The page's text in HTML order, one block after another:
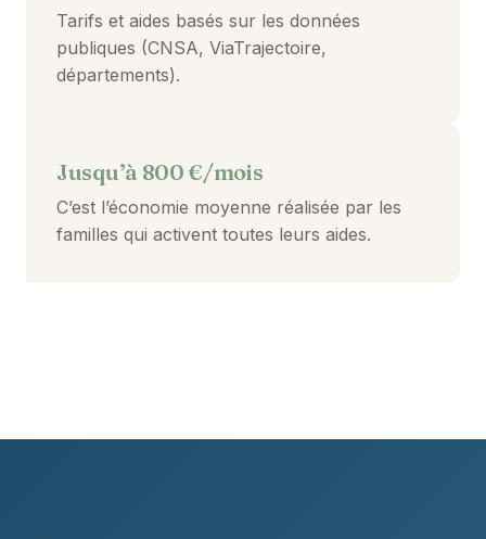
Tarifs et aides basés sur les données
publiques (CNSA, ViaTrajectoire,
départements).
Jusqu’à 800 €/mois
C’est l’économie moyenne réalisée par les
familles qui activent toutes leurs aides.